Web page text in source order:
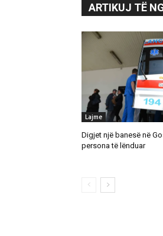
ARTIKUJ TË
Lajme
Digjet një banesë në
persona të lënduar